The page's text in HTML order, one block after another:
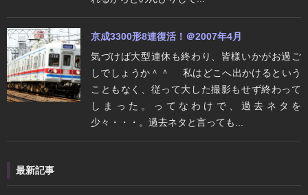
京成3300形8連復活！＠2007年4月
気づけば大型連休も終わり、皆様いかがお過ご
しでしょうか＾＾ゞ 私はどこへ出かけるという
こともなく、従って大した撮影もせず終わって
しまった。ってなわけで、過去ネタを
少々・・・。過去ネタと言っても...
最新記事